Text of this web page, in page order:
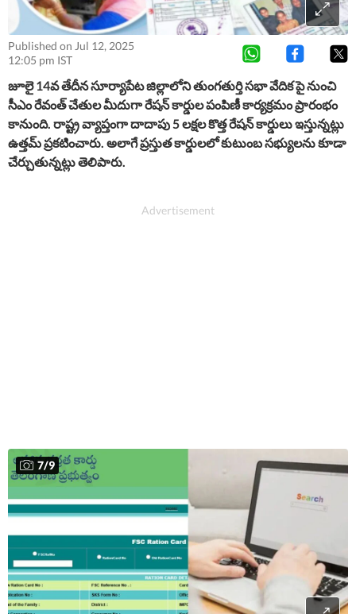
Published on Jul 12, 2025
12:05 pm IST
జూలై 14వ తేదీన సూర్యాపేట జిల్లాలోని తుంగతుర్తి సభా వేదిక పై నుంచి
సీఎం రేవంత్ చేతుల మీదుగా రేషన్ కార్డుల పంపిణీ కార్యక్రమం ప్రారంభం
కానుంది. రాష్ట్ర వ్యాప్తంగా దాదాపు 5 లక్షల కొత్త రేషన్ కార్డులు ఇస్తున్నట్లు
ఉత్తమ్ ప్రకటించారు. అలాగే ప్రస్తుత కార్డులలో కుటుంబ సభ్యులను కూడా
చేర్చుతున్నట్లు తెలిపారు.
7/9